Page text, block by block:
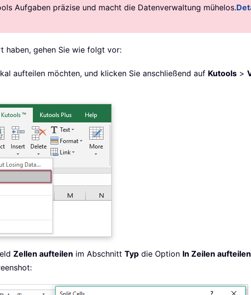
Aufgaben präzise und macht die Datenverwaltung mühelos.
haben, gehen Sie wie folgt vor:
aufteilen möchten, und klicken Sie anschließend auf Kutools >
Zellen aufteilen im Abschnitt Typ die Option In Zeilen aufteilen